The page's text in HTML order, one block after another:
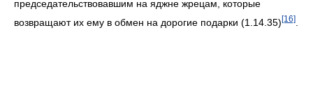
председательствовавшим на яджне жрецам, которые
возвращают их ему в обмен на дорогие подарки (1.14.35) [16]